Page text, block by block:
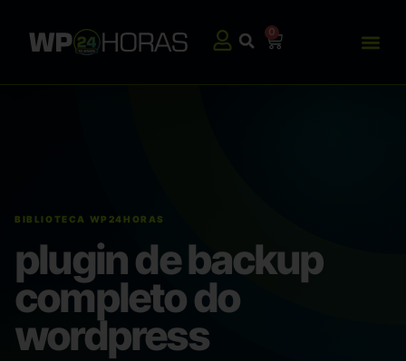
0
plugin de backup
completo do
wordpress